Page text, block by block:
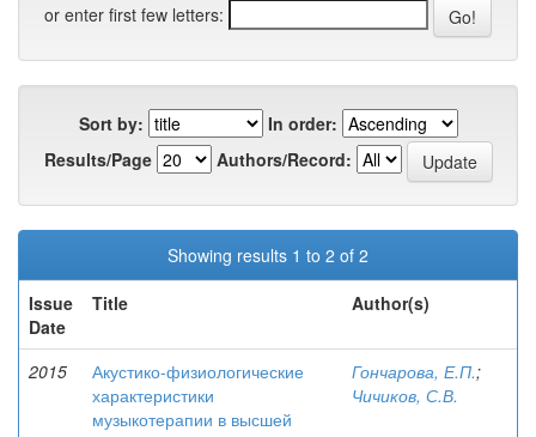
or enter first few letters:
Sort by:
In order:
Results/Page
Authors/Record:
Showing results 1 to 2 of 2
Issue
Date
Title Author(s)
2015
Акустико-физиологические
характеристики
музыкотерапии в высшей
Гончарова, Е.П.;
Чичиков, С.В.